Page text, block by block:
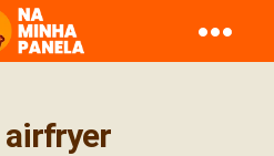
naminhapanela.com
airfryer